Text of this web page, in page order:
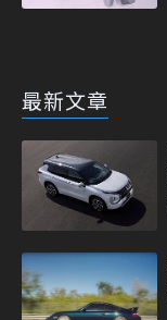
最新文章